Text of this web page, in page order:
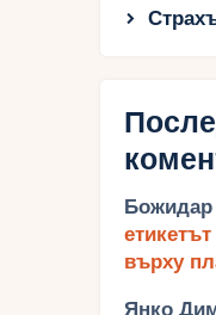
Божидар
върху
Янко